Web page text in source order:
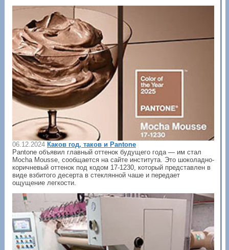
06.12.2024 Каков год, таков и Pantone
Pantone объявил главный оттенок будущего года — им стал
Mocha Mousse, сообщается на сайте института. Это шоколадно-
коричневый оттенок под кодом 17-1230, который представлен в
виде взбитого десерта в стеклянной чаше и передает
ощущение легкости.